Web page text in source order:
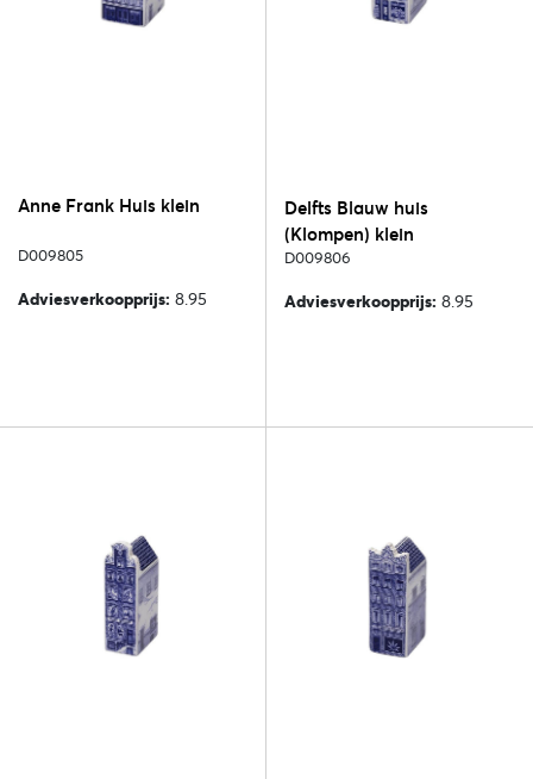
Anne Frank Huis klein
D009805
Adviesverkoopprijs: 8.95
Delfts Blauw huis
(Klompen) klein
D009806
Adviesverkoopprijs: 8.95